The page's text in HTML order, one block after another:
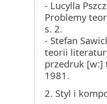
- Lucylla
Problemy
s. 2.
- Stefan
teorii
przedruk [w:]
1981.
2. Styl i